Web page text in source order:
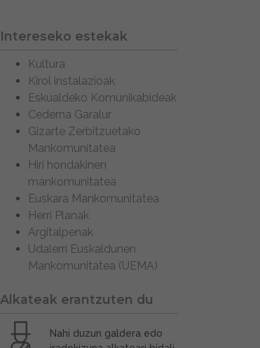
Intereseko estekak
Kultura
Kirol instalazioak
Eskualdeko Komunikabideak
Cederna Garalur
Gizarte Zerbitzuetako
Mankomunitatea
Hiri hondakinen
mankomunitatea
Euskara Mankomunitatea
Herri Planak
Argitalpenak
Udalerri Euskaldunen
Mankomunitatea (UEMA)
Alkateak erantzuten du
Nahi duzun galdera edo